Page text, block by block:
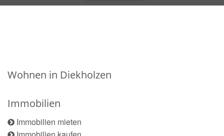
Wohnen in Diekholzen
Immobilien
Immobilien mieten